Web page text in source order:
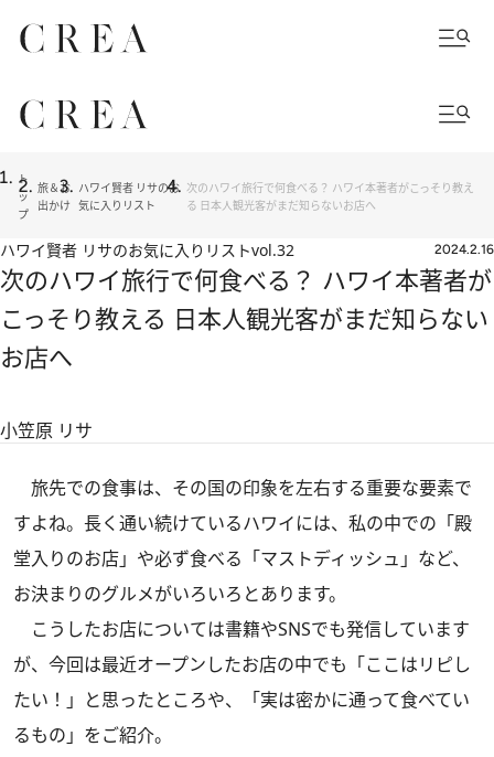
ト
ッ
プ
旅＆お
出かけ
ハワイ賢者 リサのお
気に入りリスト
次のハワイ旅行で何食べる？ ハワイ本著者がこっそり教え
る 日本人観光客がまだ知らないお店へ
ハワイ賢者 リサのお気に入りリストvol.32 2024.2.16
次のハワイ旅行で何食べる？ ハワイ本著者が
こっそり教える 日本人観光客がまだ知らない
お店へ
小笠原 リサ
旅先での食事は、その国の印象を左右する重要な要素で
すよね。長く通い続けているハワイには、私の中での「殿
堂入りのお店」や必ず食べる「マストディッシュ」など、
お決まりのグルメがいろいろとあります。
こうしたお店については書籍やSNSでも発信しています
が、今回は最近オープンしたお店の中でも「ここはリピし
たい！」と思ったところや、「実は密かに通って食べてい
るもの」をご紹介。